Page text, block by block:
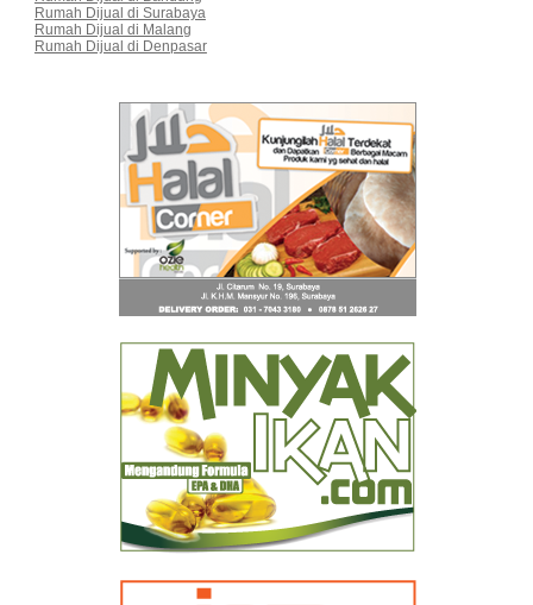
Rumah Dijual di Surabaya
Rumah Dijual di Malang
Rumah Dijual di Denpasar